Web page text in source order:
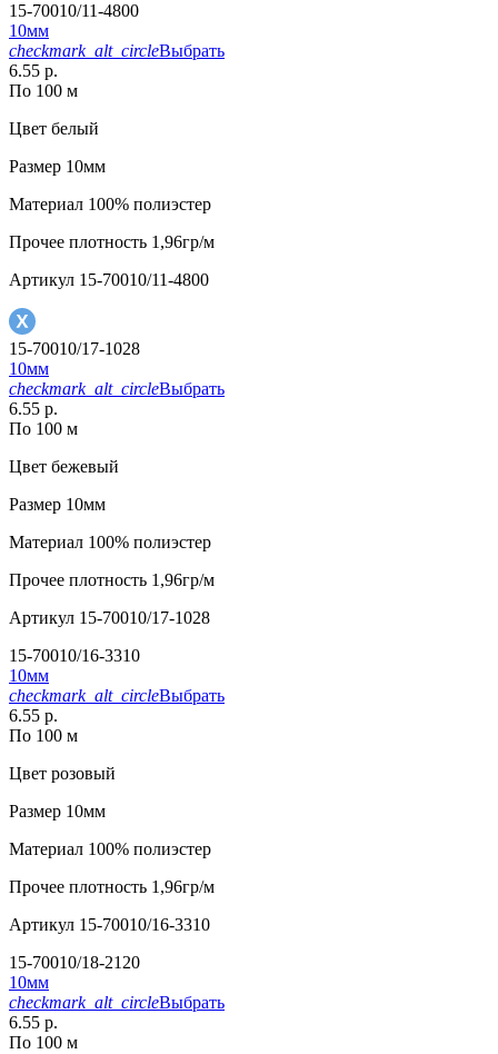
15-70010/11-4800
10мм
checkmark_alt_circleВыбрать
6.55 р.
По 100 м
Цвет белый
Размер 10мм
Материал 100% полиэстер
Прочее плотность 1,96гр/м
Артикул 15-70010/11-4800
15-70010/17-1028
10мм
checkmark_alt_circleВыбрать
6.55 р.
По 100 м
Цвет бежевый
Размер 10мм
Материал 100% полиэстер
Прочее плотность 1,96гр/м
Артикул 15-70010/17-1028
15-70010/16-3310
10мм
checkmark_alt_circleВыбрать
6.55 р.
По 100 м
Цвет розовый
Размер 10мм
Материал 100% полиэстер
Прочее плотность 1,96гр/м
Артикул 15-70010/16-3310
15-70010/18-2120
10мм
checkmark_alt_circleВыбрать
6.55 р.
По 100 м